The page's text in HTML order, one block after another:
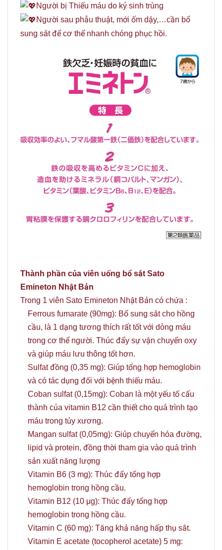
Người bị Thiếu máu do ký sinh trùng
Người sau phẫu thuật, mới ốm dậy,…cần bổ
sung sắt để cơ thể nhanh chóng phục hồi.
Thành phần của viên uống bổ sắt Sato
Emineton Nhật Bản
Trong 1 viên Sato Emineton Nhật Bản có chứa :
Ferrous fumarate (90mg): Bổ sung sắt cho hồng
cầu, là 1 dạng tương thích rất tốt với dòng máu
trong cơ thể người. Thúc đẩy sự vận chuyển oxy
và giúp máu lưu thông tốt hơn.
Sulfat đồng (0,35 mg): Giúp tổng hợp hemoglobin
và có tác dụng đối với bệnh thiếu máu.
Coban sulfat (0,15mg): Coban là một yếu tố cấu
thành của vitamin B12 cần thiết cho quá trình tạo
máu trong tủy xương.
Mangan sulfat (0,05mg): Giúp chuyển hóa đường,
lipid và protein, đồng thời tham gia vào quá trình
sản xuất năng lượng
Vitamin B6 (3 mg): Thúc đẩy tổng hợp
hemoglobin trong hồng cầu.
Vitamin B12 (10 μg): Thúc đẩy tổng hợp
hemoglobin trong hồng cầu.
Vitamin C (60 mg): Tăng khả năng hấp thụ sắt.
Vitamin E acetate (tocopherol acetate) 5 mg: